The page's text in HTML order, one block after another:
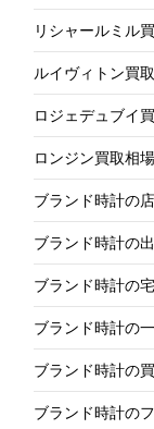
リシャールミル
ルイヴィトン買
ロジェデュブイ
ロンジン買取相
ブランド時計の
ブランド時計の
ブランド時計の
ブランド時計の
ブランド時計の
ブランド時計の